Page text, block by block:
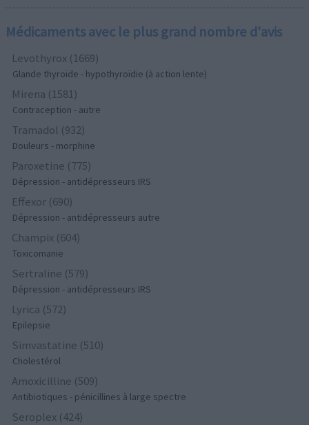
Médicaments avec le plus grand nombre d'avis
Levothyrox (1669)
Glande thyroïde - hypothyroïdie (à action lente)
Mirena (1581)
Contraception - autre
Tramadol (932)
Douleurs - morphine
Paroxetine (775)
Dépression - antidépresseurs IRS
Effexor (690)
Dépression - antidépresseurs autre
Champix (604)
Toxicomanie
Sertraline (579)
Dépression - antidépresseurs IRS
Lyrica (572)
Epilepsie
Simvastatine (510)
Cholestérol
Amoxicilline (509)
Antibiotiques - pénicillines à large spectre
Seroplex (424)